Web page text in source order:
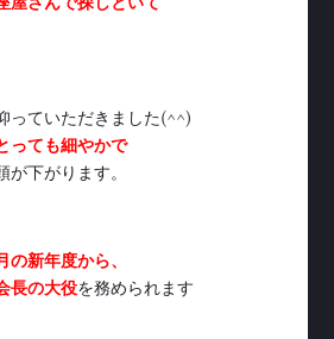
っていただきました(^^)
っても細やかで
が下がります。
の新年度から、
長の大役を務められます